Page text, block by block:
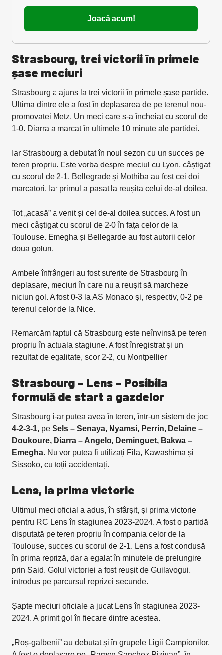
Joacă acum!
Strasbourg, trei victorii în primele
șase meciuri
Strasbourg a ajuns la trei victorii în primele șase partide.
Ultima dintre ele a fost în deplasarea de pe terenul nou-
promovatei Metz. Un meci care s-a încheiat cu scorul de
1-0. Diarra a marcat în ultimele 10 minute ale partidei.
Iar Strasbourg a debutat în noul sezon cu un succes pe
teren propriu. Este vorba despre meciul cu Lyon, câștigat
cu scorul de 2-1. Bellegrade și Mothiba au fost cei doi
marcatori. Iar primul a pasat la reușita celui de-al doilea.
Tot „acasă” a venit și cel de-al doilea succes. A fost un
meci câștigat cu scorul de 2-0 în fața celor de la
Toulouse. Emegha și Bellegarde au fost autorii celor
două goluri.
Ambele înfrângeri au fost suferite de Strasbourg în
deplasare, meciuri în care nu a reușit să marcheze
niciun gol. A fost 0-3 la AS Monaco și, respectiv, 0-2 pe
terenul celor de la Nice.
Remarcăm faptul că Strasbourg este neînvinsă pe teren
propriu în actuala stagiune. A fost înregistrat și un
rezultat de egalitate, scor 2-2, cu Montpellier.
Strasbourg – Lens – Posibila
formulă de start a gazdelor
Strasbourg i-ar putea avea în teren, într-un sistem de joc
4-2-3-1, pe Sels – Senaya, Nyamsi, Perrin, Delaine –
Doukoure, Diarra – Angelo, Deminguet, Bakwa –
Emegha. Nu vor putea fi utilizați Fila, Kawashima și
Sissoko, cu toții accidentați.
Lens, la prima victorie
Ultimul meci oficial a adus, în sfârșit, și prima victorie
pentru RC Lens în stagiunea 2023-2024. A fost o partidă
disputată pe teren propriu în compania celor de la
Toulouse, succes cu scorul de 2-1. Lens a fost condusă
în prima repriză, dar a egalat în minutele de prelungire
prin Said. Golul victoriei a fost reușit de Guilavogui,
introdus pe parcursul reprizei secunde.
Șapte meciuri oficiale a jucat Lens în stagiunea 2023-
2024. A primit gol în fiecare dintre acestea.
„Roș-galbenii” au debutat și în grupele Ligii Campionilor.